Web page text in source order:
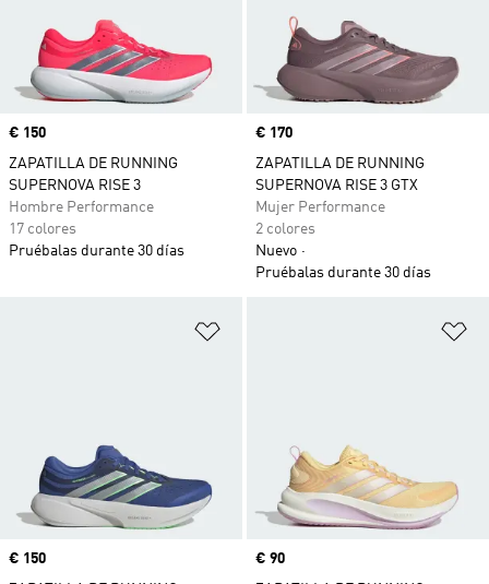
Precio
€ 150
ZAPATILLA DE RUNNING
SUPERNOVA RISE 3
Hombre Performance
17 colores
Pruébalas durante 30 días
Precio
€ 170
ZAPATILLA DE RUNNING
SUPERNOVA RISE 3 GTX
Mujer Performance
2 colores
Nuevo
Pruébalas durante 30 días
Precio
€ 150
Precio
€ 90